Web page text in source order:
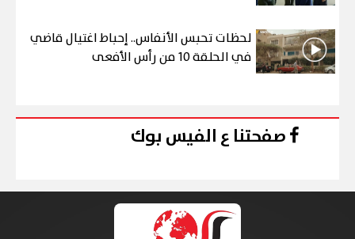
لحظات تحبس الأنفاس.. إحباط اغتيال قاضي
في الحلقة 10 من رأس الأفعى
صفحتنا ع الفيس بوك